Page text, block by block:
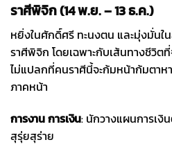
ราศีพิจิก (14 พ.ย. – 13 ธ.ค.)
หยิ่งในศักดิ์ศรี ทะนงตน และมุ่งมั่น
ราศีพิจิก โดยเฉพาะกับเส้นทางชีวิต
ไม่แปลกที่คนราศีนี้จะก้มหน้าก้มตาหา
ภาคหน้า
การงาน การเงิน: นักวางแผนการเงิ
สุรุ่ยสุร่าย